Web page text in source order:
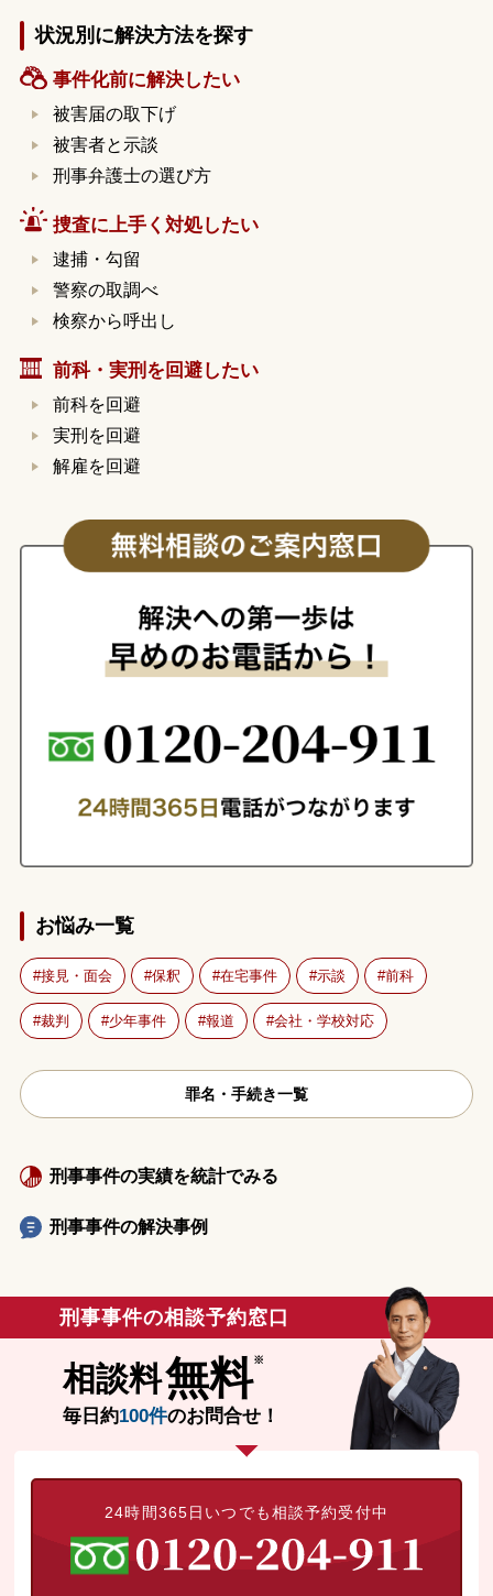
状況別に解決方法を探す
事件化前に解決したい
被害届の取下げ
被害者と示談
刑事弁護士の選び方
捜査に上手く対処したい
逮捕・勾留
警察の取調べ
検察から呼出し
前科・実刑を回避したい
前科を回避
実刑を回避
解雇を回避
お悩み一覧
接見・面会 保釈 在宅事件 示談 前科
裁判 少年事件 報道 会社・学校対応
罪名・手続き一覧
刑事事件の実績を統計でみる
刑事事件の解決事例
刑事事件の相談予約窓口
相談料無料
毎日約100件のお問合せ！
24時間365日いつでも相談予約受付中